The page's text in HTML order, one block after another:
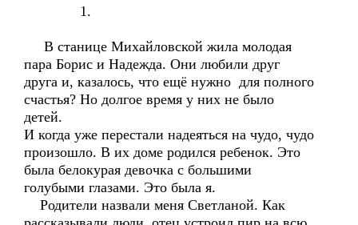
1.
В станице Михайловской жила молодая
пара Борис и Надежда. Они любили друг
друга и, казалось, что ещё нужно для полного
счастья? Но долгое время у них не было
детей.
И когда уже перестали надеяться на чудо, чудо
произошло. В их доме родился ребенок. Это
была белокурая девочка с большими
голубыми глазами. Это была я.
Родители назвали меня Светланой. Как